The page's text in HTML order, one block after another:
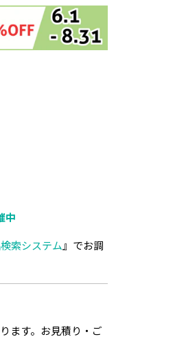
中
索システム』でお調
ます。お見積り・ご